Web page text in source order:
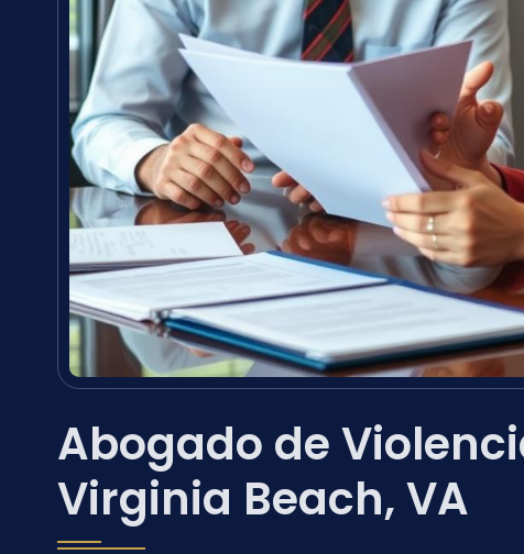
Abogado de
Virginia Beach, VA